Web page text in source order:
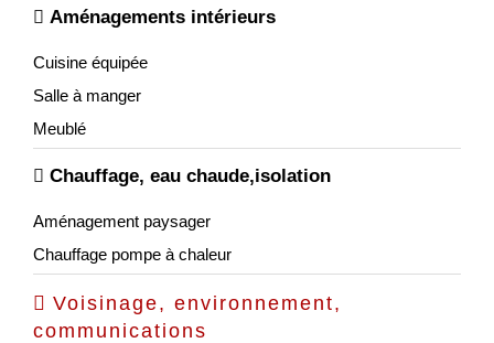
Aménagements intérieurs
Cuisine équipée
Salle à manger
Meublé
Chauffage, eau chaude,isolation
Aménagement paysager
Chauffage pompe à chaleur
Voisinage, environnement,
communications